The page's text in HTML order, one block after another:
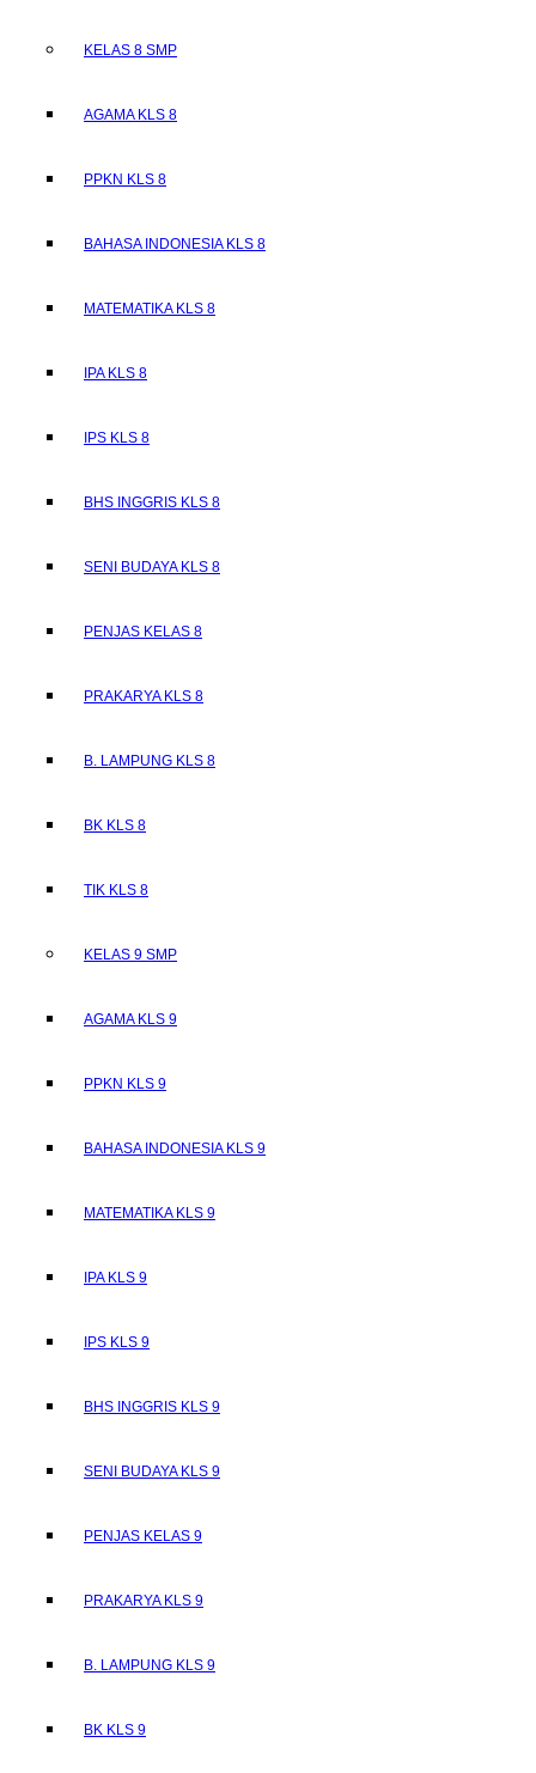
KELAS 8 SMP
AGAMA KLS 8
PPKN KLS 8
BAHASA INDONESIA KLS 8
MATEMATIKA KLS 8
IPA KLS 8
IPS KLS 8
BHS INGGRIS KLS 8
SENI BUDAYA KLS 8
PENJAS KELAS 8
PRAKARYA KLS 8
B. LAMPUNG KLS 8
BK KLS 8
TIK KLS 8
KELAS 9 SMP
AGAMA KLS 9
PPKN KLS 9
BAHASA INDONESIA KLS 9
MATEMATIKA KLS 9
IPA KLS 9
IPS KLS 9
BHS INGGRIS KLS 9
SENI BUDAYA KLS 9
PENJAS KELAS 9
PRAKARYA KLS 9
B. LAMPUNG KLS 9
BK KLS 9